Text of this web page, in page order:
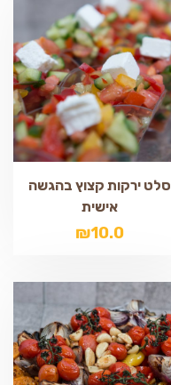
סלט ירקות קצוץ בהגשה
אישית
₪10.0